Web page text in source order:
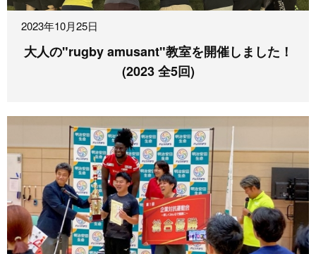
2023年10月25日
大人の"rugby amusant"教室を開催しました！
(2023 全5回)